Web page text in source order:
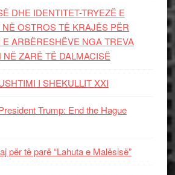
DHE IDENTITET-TRYEZË E
OSTROS TË KRAJËS PËR
ARBËRESHËVE NGA TREVA
ZARË TË DALMACISË
I SHEKULLIT XXI
Trump: End the Hague
për të parë “Lahuta e Malësisë”